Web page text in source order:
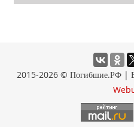
2015-2026 © Погибшие.РФ |